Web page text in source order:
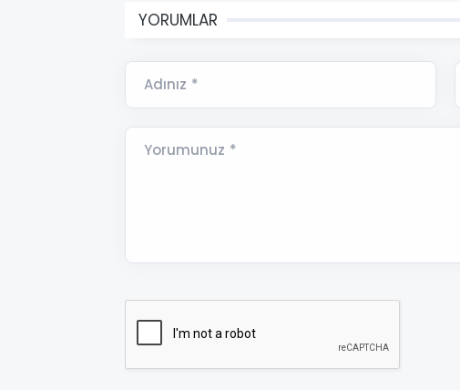
YORUMLAR
Adınız *
Yorumunuz *